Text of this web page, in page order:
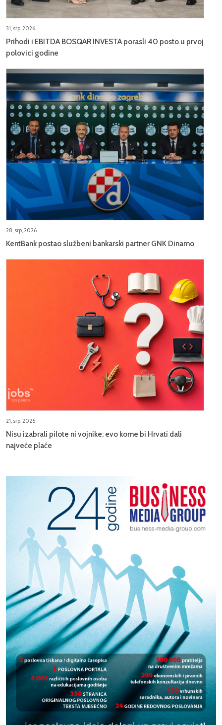
31, srp, 2026
Prihodi i EBITDA BOSQAR INVESTA porasli 40 posto u prvoj
polovici godine
28, srp, 2026
KentBank postao službeni bankarski partner GNK Dinamo
21, srp, 2026
Nisu izabrali pilote ni vojnike: evo kome bi Hrvati dali
najveće plaće